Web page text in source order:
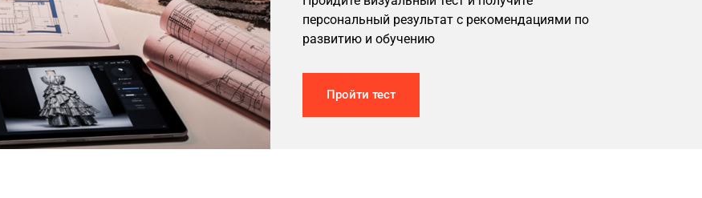
персональный результат с рекомендациями по
развитию и обучению
Пройти тест